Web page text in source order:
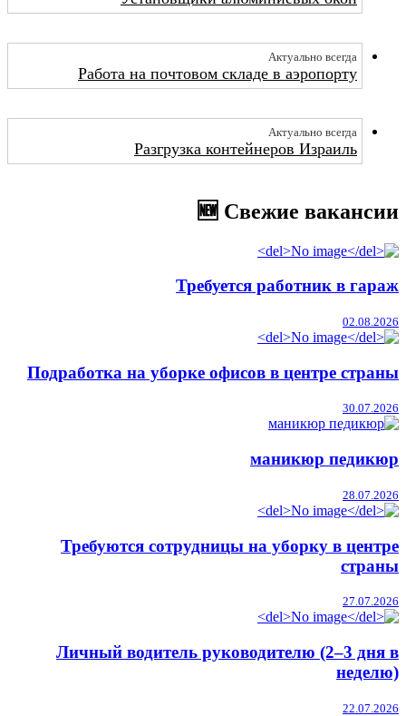
Актуально всегда
Работа на почтовом складе в аэропорту
Актуально всегда
Разгрузка контейнеров Израиль
🆕 Свежие вакансии
Требуется работник в гараж
02.08.2026
Подработка на уборке офисов в центре страны
30.07.2026
маникюр педикюр
28.07.2026
Требуются сотрудницы на уборку в центре
страны
27.07.2026
Личный водитель руководителю (2–3 дня в
неделю)
22.07.2026